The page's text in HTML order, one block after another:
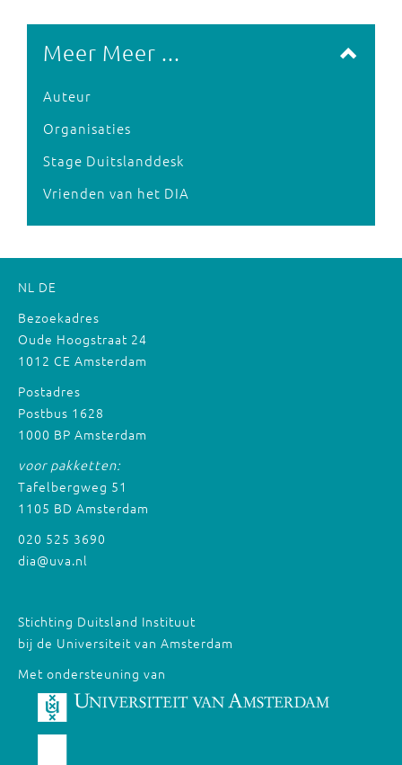
Meer Meer ...
Auteur
Organisaties
Stage Duitslanddesk
Vrienden van het DIA
NL DE
Bezoekadres
Oude Hoogstraat 24
1012 CE Amsterdam
Postadres
Postbus 1628
1000 BP Amsterdam
voor pakketten:
Tafelbergweg 51
1105 BD Amsterdam
020 525 3690
dia@uva.nl
Stichting Duitsland Instituut
bij de Universiteit van Amsterdam
Met ondersteuning van